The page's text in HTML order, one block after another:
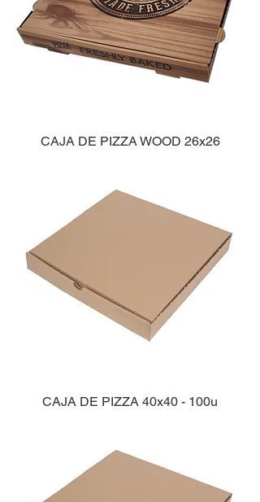
CAJA DE PIZZA WOOD 26x26
CAJA DE PIZZA 40x40 - 100u